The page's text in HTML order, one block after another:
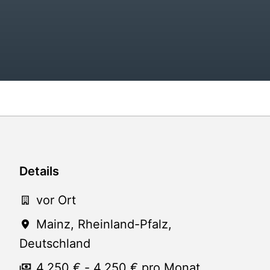
Details
vor Ort
Mainz, Rheinland-Pfalz,
Deutschland